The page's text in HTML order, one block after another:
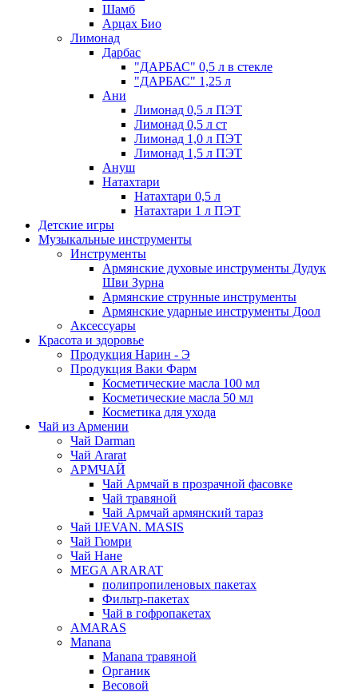
Шамб
Арцах Био
Лимонад
Дарбас
"ДАРБАС" 0,5 л в стекле
"ДАРБАС" 1,25 л
Ани
Лимонад 0,5 л ПЭТ
Лимонад 0,5 л ст
Лимонад 1,0 л ПЭТ
Лимонад 1,5 л ПЭТ
Ануш
Натахтари
Натахтари 0,5 л
Натахтари 1 л ПЭТ
Детские игры
Музыкальные инструменты
Инструменты
Армянские духовые инструменты Дудук
Шви Зурна
Армянские струнные инструменты
Армянские ударные инструменты Доол
Аксессуары
Красота и здоровье
Продукция Нарин - Э
Продукция Ваки Фарм
Косметические масла 100 мл
Косметические масла 50 мл
Косметика для ухода
Чай из Армении
Чай Darman
Чай Ararat
АРМЧАЙ
Чай Армчай в прозрачной фасовке
Чай травяной
Чай Армчай армянский тараз
Чай IJEVAN. MASIS
Чай Гюмри
Чай Нане
MEGA ARARAT
полипропиленовых пакетах
Фильтр-пакетах
Чай в гофропакетах
AMARAS
Manana
Manana травяной
Органик
Весовой